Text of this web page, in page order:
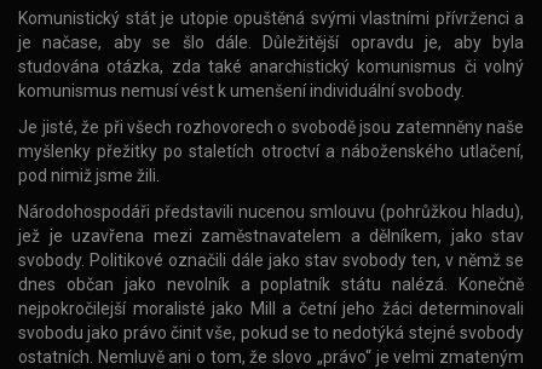
Komunistický stát je utopie opuštěná svými vlastními přívrženci a
je načase, aby se šlo dále. Důležitější opravdu je, aby byla
studována otázka, zda také anarchistický komunismus či volný
komunismus nemusí vést k umenšení individuální svobody.
Je jisté, že při všech rozhovorech o svobodě jsou zatemněny naše
myšlenky přežitky po staletích otroctví a náboženského utlačení,
pod nimiž jsme žili.
Národohospodáři představili nucenou smlouvu (pohrůžkou hladu),
jež je uzavřena mezi zaměstnavatelem a dělníkem, jako stav
svobody. Politikové označili dále jako stav svobody ten, v němž se
dnes občan jako nevolník a poplatník státu nalézá. Konečně
nejpokročilejší moralisté jako Mill a četní jeho žáci determinovali
svobodu jako právo činit vše, pokud se to nedotýká stejné svobody
ostatních. Nemluvě ani o tom, že slovo „právo“ je velmi zmateným